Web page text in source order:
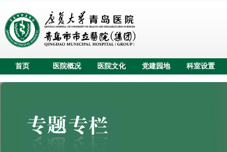
首页 医院概况 医院文化 党建园地 科室设置